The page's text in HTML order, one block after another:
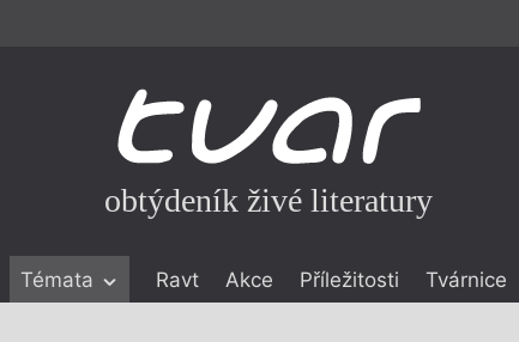
obtýdeník živé literatury
Témata Ravt Akce Příležitosti Tvárnice